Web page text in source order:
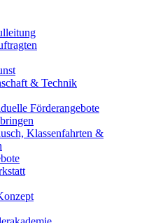
& Technik
Förderangebote
Klassenfahrten &